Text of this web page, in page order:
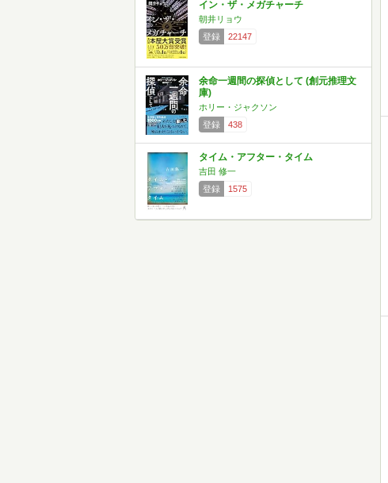
イン・ザ・メガチャーチ
朝井リョウ
登録
22147
余命一週間の探偵として (創元推理文
庫)
ホリー・ジャクソン
登録
438
タイム・アフター・タイム
吉田 修一
登録
1575